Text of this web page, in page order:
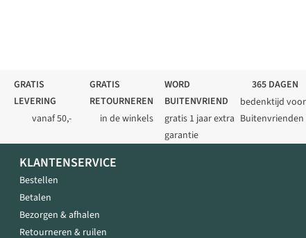
GRATIS
LEVERING
vanaf 50,-
GRATIS
RETOURNEREN
in de winkels
WORD
BUITENVRIEND
gratis 1 jaar extra
garantie
365 DAGEN
bedenktijd voor
Buitenvrienden
KLANTENSERVICE
Bestellen
Betalen
Bezorgen & afhalen
Retourneren & ruilen